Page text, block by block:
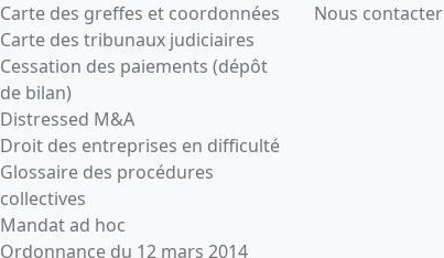
Carte des greffes et coordonnées
Carte des tribunaux judiciaires
Cessation des paiements (dépôt
de bilan)
Distressed M&A
Droit des entreprises en difficulté
Glossaire des procédures
collectives
Mandat ad hoc
Ordonnance du 12 mars 2014
Nous contacter